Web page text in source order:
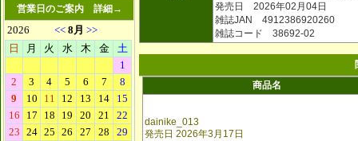
営業日のご案内 詳細→
発売日 2026年02月04日
雑誌JAN 4912386920260
雑誌コード 38692-02
商品名
dainike_013
発売日 2026年3月17日